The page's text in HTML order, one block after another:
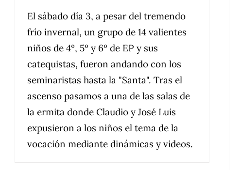
El sábado día 3, a pesar del tremendo
frío invernal, un grupo de 14 valientes
niños de 4º, 5º y 6º de EP y sus
catequistas, fueron andando con los
seminaristas hasta la "Santa". Tras el
ascenso pasamos a una de las salas de
la ermita donde Claudio y José Luis
expusieron a los niños el tema de la
vocación mediante dinámicas y videos.